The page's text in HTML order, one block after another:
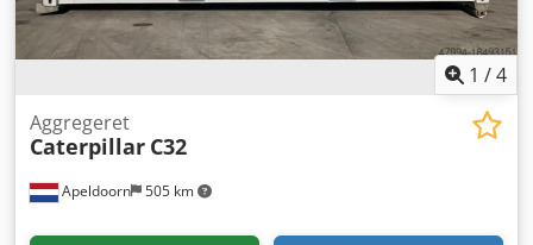
1 /4
Apeldoorn 505 km
Aggregeret
Caterpillar C32